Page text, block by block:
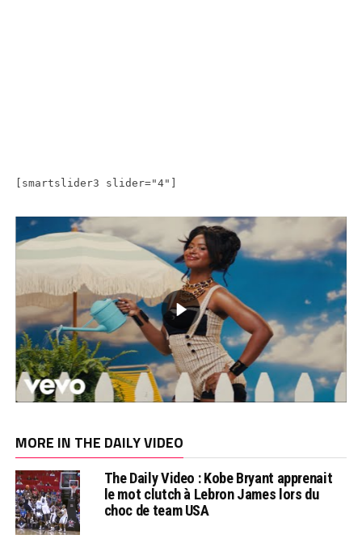
[smartslider3 slider="4"]
MORE IN THE DAILY VIDEO
The Daily Video : Kobe Bryant apprenait
le mot clutch à Lebron James lors du
choc de team USA